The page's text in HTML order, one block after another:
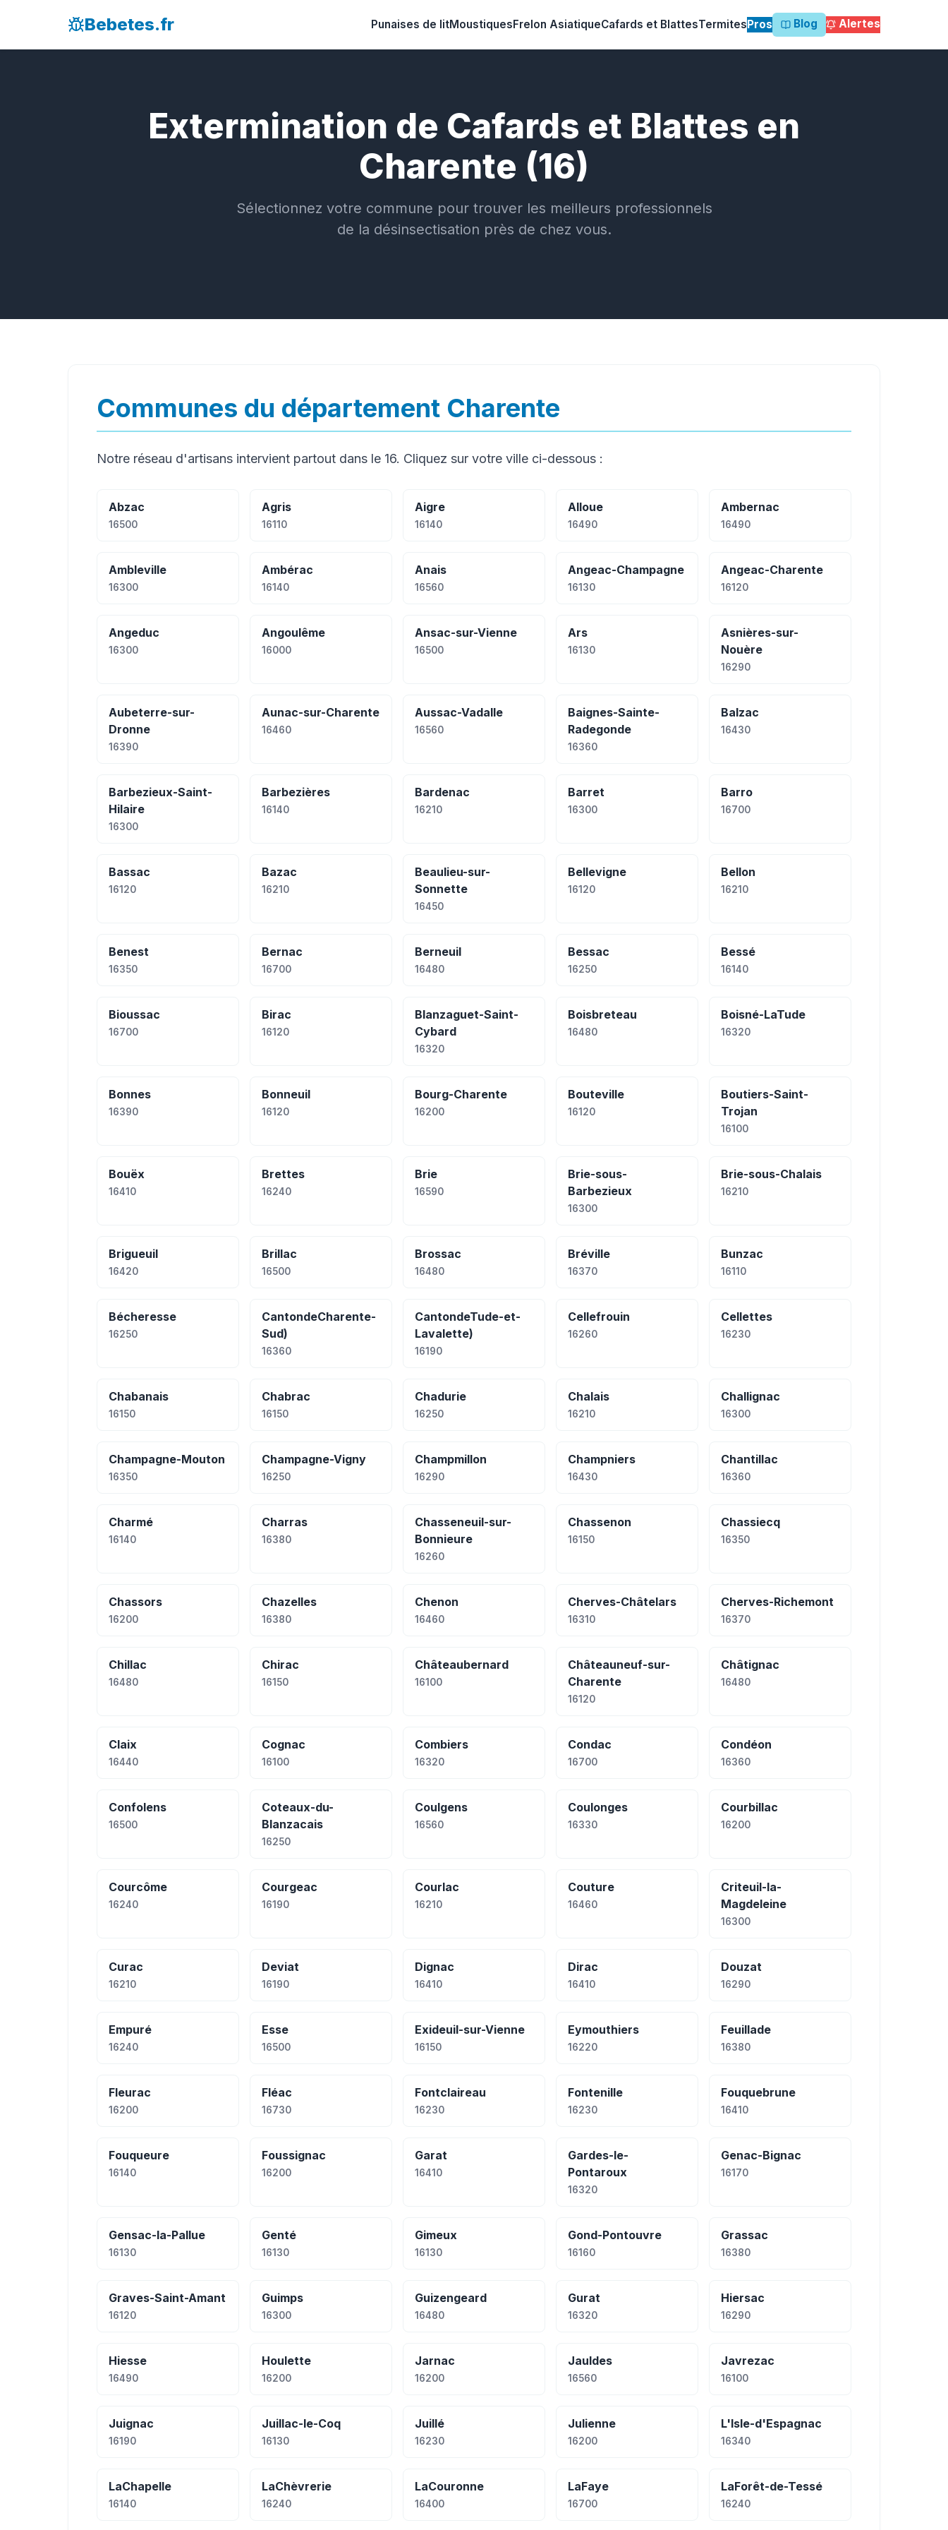
Bebetes.fr Punaises de litMoustiquesFrelon AsiatiqueCafards et BlattesTermitesPros Blog Alertes
Extermination de Cafards et Blattes en
Charente (16)
Sélectionnez votre commune pour trouver les meilleurs professionnels
de la désinsectisation près de chez vous.
Communes du département Charente
Notre réseau d'artisans intervient partout dans le 16. Cliquez sur votre ville ci-dessous :
Abzac
16500
Agris
16110
Aigre
16140
Alloue
16490
Ambernac
16490
Ambleville
16300
Ambérac
16140
Anais
16560
Angeac-Champagne
16130
Angeac-Charente
16120
Angeduc
16300
Angoulême
16000
Ansac-sur-Vienne
16500
Ars
16130
Asnières-sur-
Nouère
16290
Aubeterre-sur-
Dronne
16390
Aunac-sur-Charente
16460
Aussac-Vadalle
16560
Baignes-Sainte-
Radegonde
16360
Balzac
16430
Barbezieux-Saint-
Hilaire
16300
Barbezières
16140
Bardenac
16210
Barret
16300
Barro
16700
Bassac
16120
Bazac
16210
Beaulieu-sur-
Sonnette
16450
Bellevigne
16120
Bellon
16210
Benest
16350
Bernac
16700
Berneuil
16480
Bessac
16250
Bessé
16140
Bioussac
16700
Birac
16120
Blanzaguet-Saint-
Cybard
16320
Boisbreteau
16480
Boisné-LaTude
16320
Bonnes
16390
Bonneuil
16120
Bourg-Charente
16200
Bouteville
16120
Boutiers-Saint-
Trojan
16100
Bouëx
16410
Brettes
16240
Brie
16590
Brie-sous-
Barbezieux
16300
Brie-sous-Chalais
16210
Brigueuil
16420
Brillac
16500
Brossac
16480
Bréville
16370
Bunzac
16110
Bécheresse
16250
CantondeCharente-
Sud)
16360
CantondeTude-et-
Lavalette)
16190
Cellefrouin
16260
Cellettes
16230
Chabanais
16150
Chabrac
16150
Chadurie
16250
Chalais
16210
Challignac
16300
Champagne-Mouton
16350
Champagne-Vigny
16250
Champmillon
16290
Champniers
16430
Chantillac
16360
Charmé
16140
Charras
16380
Chasseneuil-sur-
Bonnieure
16260
Chassenon
16150
Chassiecq
16350
Chassors
16200
Chazelles
16380
Chenon
16460
Cherves-Châtelars
16310
Cherves-Richemont
16370
Chillac
16480
Chirac
16150
Châteaubernard
16100
Châteauneuf-sur-
Charente
16120
Châtignac
16480
Claix
16440
Cognac
16100
Combiers
16320
Condac
16700
Condéon
16360
Confolens
16500
Coteaux-du-
Blanzacais
16250
Coulgens
16560
Coulonges
16330
Courbillac
16200
Courcôme
16240
Courgeac
16190
Courlac
16210
Couture
16460
Criteuil-la-
Magdeleine
16300
Curac
16210
Deviat
16190
Dignac
16410
Dirac
16410
Douzat
16290
Empuré
16240
Esse
16500
Exideuil-sur-Vienne
16150
Eymouthiers
16220
Feuillade
16380
Fleurac
16200
Fléac
16730
Fontclaireau
16230
Fontenille
16230
Fouquebrune
16410
Fouqueure
16140
Foussignac
16200
Garat
16410
Gardes-le-
Pontaroux
16320
Genac-Bignac
16170
Gensac-la-Pallue
16130
Genté
16130
Gimeux
16130
Gond-Pontouvre
16160
Grassac
16380
Graves-Saint-Amant
16120
Guimps
16300
Guizengeard
16480
Gurat
16320
Hiersac
16290
Hiesse
16490
Houlette
16200
Jarnac
16200
Jauldes
16560
Javrezac
16100
Juignac
16190
Juillac-le-Coq
16130
Juillé
16230
Julienne
16200
L'Isle-d'Espagnac
16340
LaChapelle
16140
LaChèvrerie
16240
LaCouronne
16400
LaFaye
16700
LaForêt-de-Tessé
16240